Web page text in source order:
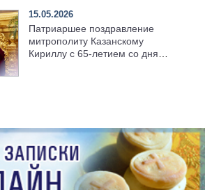
15.05.2026
Патриаршее поздравление
митрополиту Казанскому
Кириллу с 65-летием со дня